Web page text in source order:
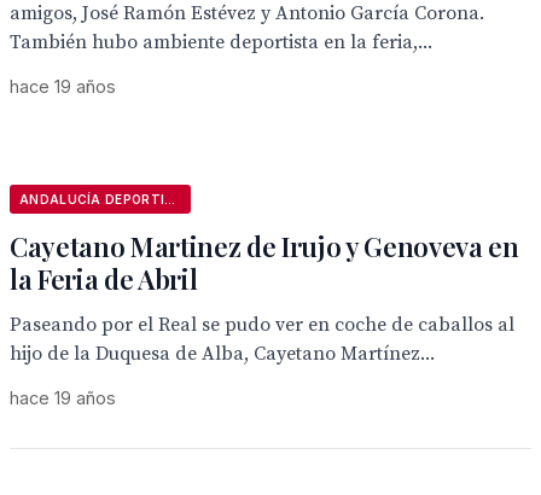
amigos, José Ramón Estévez y Antonio García Corona.
También hubo ambiente deportista en la feria,...
hace 19 años
Cayetano Martinez de Irujo y Genoveva en
la Feria de Abril
Paseando por el Real se pudo ver en coche de caballos al
hijo de la Duquesa de Alba, Cayetano Martínez...
hace 19 años